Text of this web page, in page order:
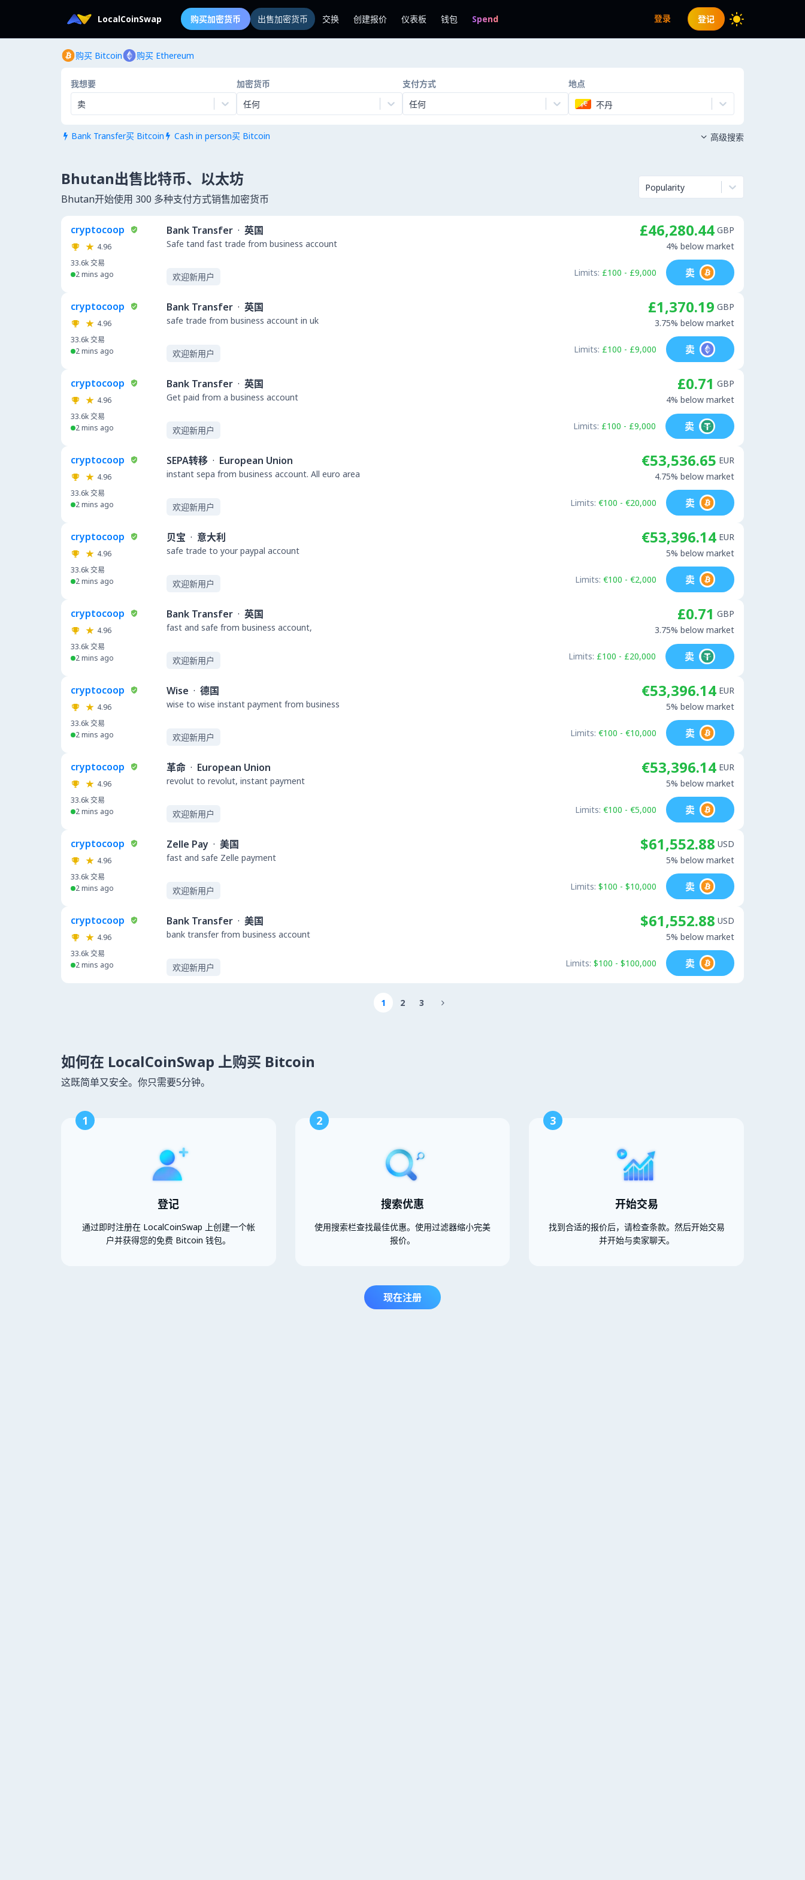
LocalCoinSwap 购买加密货币 出售加密货币 交换 创建报价 仪表板 钱包 Spend 登录 登记
购买 Bitcoin 购买 Ethereum
我想要
卖
加密货币
任何
支付方式
任何
地点
不丹
 Bank Transfer买 Bitcoin  Cash in person买 Bitcoin  高级搜索
Bhutan出售比特币、以太坊
Bhutan开始使用 300 多种支付方式销售加密货币
Popularity
cryptocoop
4.96
33.6k交易
2 mins ago
Bank Transfer · 英国
Safe tand fast trade from business account
欢迎新用户
£46,280.44 GBP
4% below market
Limits: £100 - £9,000 卖
cryptocoop
4.96
33.6k交易
2 mins ago
Bank Transfer · 英国
safe trade from business account in uk
欢迎新用户
£1,370.19 GBP
3.75% below market
Limits: £100 - £9,000 卖
cryptocoop
4.96
33.6k交易
2 mins ago
Bank Transfer · 英国
Get paid from a business account
欢迎新用户
£0.71 GBP
4% below market
Limits: £100 - £9,000 卖
cryptocoop
4.96
33.6k交易
2 mins ago
SEPA转移 · European Union
instant sepa from business account. All euro area
欢迎新用户
€53,536.65 EUR
4.75% below market
Limits: €100 - €20,000 卖
cryptocoop
4.96
33.6k交易
2 mins ago
贝宝 · 意大利
safe trade to your paypal account
欢迎新用户
€53,396.14 EUR
5% below market
Limits: €100 - €2,000 卖
cryptocoop
4.96
33.6k交易
2 mins ago
Bank Transfer · 英国
fast and safe from business account,
欢迎新用户
£0.71 GBP
3.75% below market
Limits: £100 - £20,000 卖
cryptocoop
4.96
33.6k交易
2 mins ago
Wise · 德国
wise to wise instant payment from business
欢迎新用户
€53,396.14 EUR
5% below market
Limits: €100 - €10,000 卖
cryptocoop
4.96
33.6k交易
2 mins ago
革命 · European Union
revolut to revolut, instant payment
欢迎新用户
€53,396.14 EUR
5% below market
Limits: €100 - €5,000 卖
cryptocoop
4.96
33.6k交易
2 mins ago
Zelle Pay · 美国
fast and safe Zelle payment
欢迎新用户
$61,552.88 USD
5% below market
Limits: $100 - $10,000 卖
cryptocoop
4.96
33.6k交易
2 mins ago
Bank Transfer · 美国
bank transfer from business account
欢迎新用户
$61,552.88 USD
5% below market
Limits: $100 - $100,000 卖
1 2 3 
如何在 LocalCoinSwap 上购买 Bitcoin
这既简单又安全。你只需要5分钟。
1
登记
通过即时注册在 LocalCoinSwap 上创建一个帐
户并获得您的免费 Bitcoin 钱包。
2
搜索优惠
使用搜索栏查找最佳优惠。使用过滤器缩小完美
报价。
3
开始交易
找到合适的报价后，请检查条款。然后开始交易
并开始与卖家聊天。
现在注册